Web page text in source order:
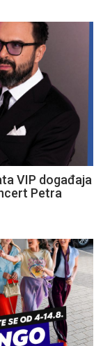
VIP događaja
Petra